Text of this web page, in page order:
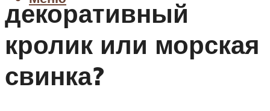
декоративный
кролик или морская
свинка?